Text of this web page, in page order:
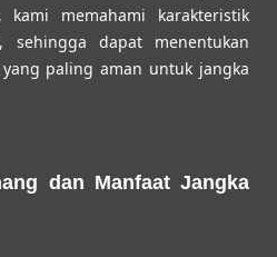
memahami karakteristik
sehingga dapat menentukan
paling aman untuk jangka
dan Manfaat Jangka